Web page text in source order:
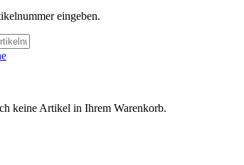
eingeben.
keine Artikel in Ihrem Warenkorb.